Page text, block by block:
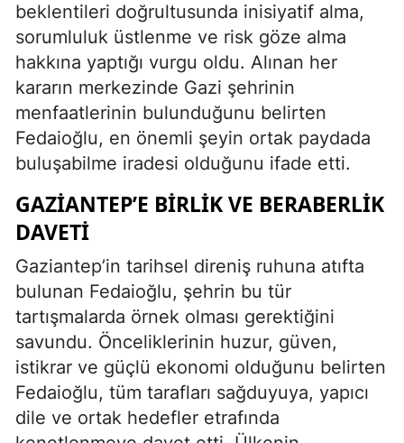
beklentileri doğrultusunda inisiyatif alma,
sorumluluk üstlenme ve risk göze alma
hakkına yaptığı vurgu oldu. Alınan her
kararın merkezinde Gazi şehrinin
menfaatlerinin bulunduğunu belirten
Fedaioğlu, en önemli şeyin ortak paydada
buluşabilme iradesi olduğunu ifade etti.
GAZIANTEP’E BIRLIK VE BERABERLIK
DAVETI
Gaziantep’in tarihsel direniş ruhuna atıfta
bulunan Fedaioğlu, şehrin bu tür
tartışmalarda örnek olması gerektiğini
savundu. Önceliklerinin huzur, güven,
istikrar ve güçlü ekonomi olduğunu belirten
Fedaioğlu, tüm tarafları sağduyuya, yapıcı
dile ve ortak hedefler etrafında